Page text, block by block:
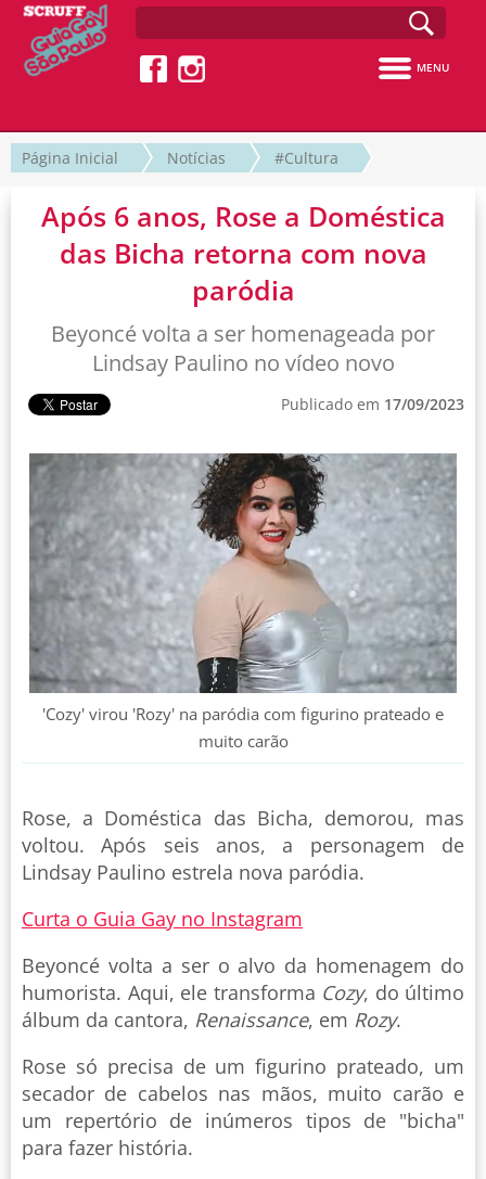
MENU
Página Inicial Notícias #Cultura
Após 6 anos, Rose a Doméstica
das Bicha retorna com nova
paródia
Beyoncé volta a ser homenageada por
Lindsay Paulino no vídeo novo
Publicado em 17/09/2023
'Cozy' virou 'Rozy' na paródia com figurino prateado e
muito carão
Rose, a Doméstica das Bicha, demorou, mas
voltou. Após seis anos, a personagem de
Lindsay Paulino estrela nova paródia.
Curta o Guia Gay no Instagram
Beyoncé volta a ser o alvo da homenagem do
humorista. Aqui, ele transforma Cozy, do último
álbum da cantora, Renaissance, em Rozy.
Rose só precisa de um figurino prateado, um
secador de cabelos nas mãos, muito carão e
um repertório de inúmeros tipos de "bicha"
para fazer história.